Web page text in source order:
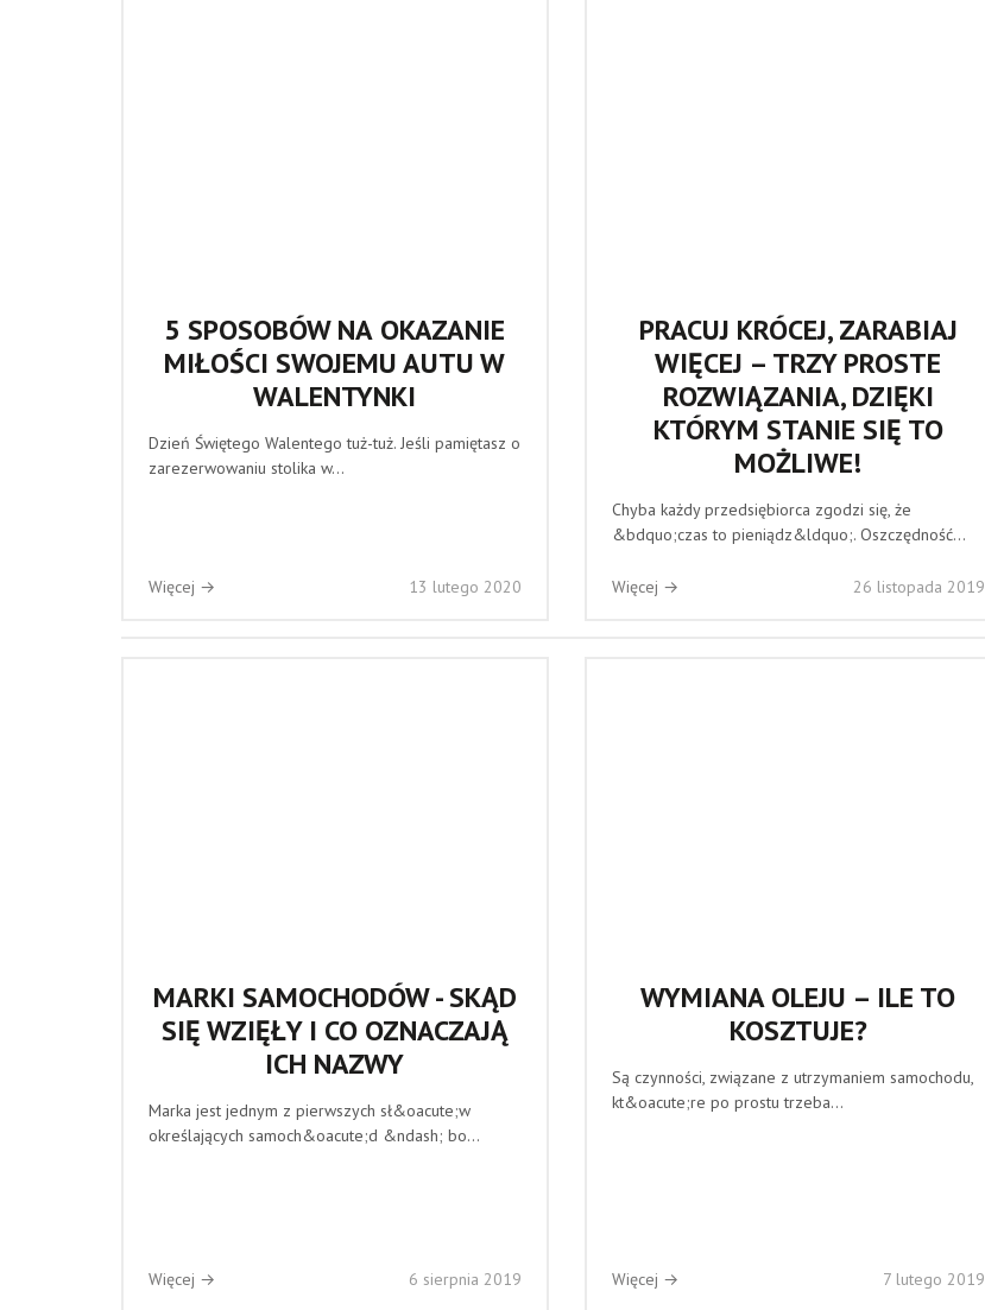
5 ЅРОЅОВÓW NА OKAZANIE
MIŁOŚCI SWOJEMU AUTU W
WALENTYNKI
Dzień Świętego Walentego tuż-tuż. Jeśli pamiętasz o
zarezerwowaniu stolika w...
Więcej → 13 lutego 2020
PRACUJ KRÓCEJ, ZARABIAJ
WIĘCEJ – TRZY PROSTE
ROZWIĄZANIA, DZIĘKI
KTÓRYM STANIE SIĘ TO
MOŻLIWE!
Chyba każdy przedsiębiorca zgodzi się, że
&bdquo;czas to pieniądz&ldquo;. Oszczędność...
Więcej → 26 listopada 2019
MARKI SAMOCHODÓW - SKĄD
SIĘ WZIĘŁY I CO OZNACZAJĄ
ICH NAZWY
Marka jest jednym z pierwszych sł&oacute;w
określających samoch&oacute;d &ndash; bo...
Więcej → 6 sierpnia 2019
WYMIANA OLEJU – ILE TO
KOSZTUJE?
Są czynności, związane z utrzymaniem samochodu,
kt&oacute;re po prostu trzeba...
Więcej → 7 lutego 2019